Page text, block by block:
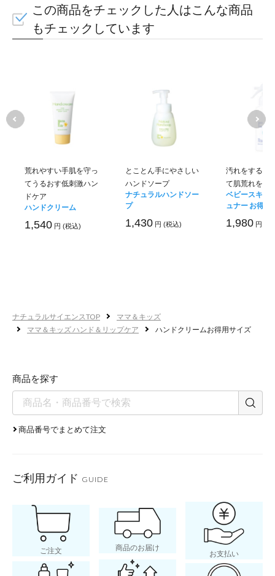
この商品をチェックした人はこんな商品
もチェックしています
荒れやすい手肌を守っ
てうるおす低刺激ハン
ドケア
ハンドクリーム
1,540 円 (税込)
とことん手にやさしい
ハンドソープ
ナチュラルハンドソー
プ
1,430 円 (税込)
汚れをするん
て肌荒れを防
ベビースキン
ュナー お得用
1,980 円 (税
ナチュラルサイエンスTOP
ママ＆キッズ
ママ＆キッズ ハンド＆リップケア
ハンドクリームお得用サイズ
商品を探す
商品番号でまとめて注文
ご利用ガイド GUIDE
ご注文 商品のお届け
お支払い